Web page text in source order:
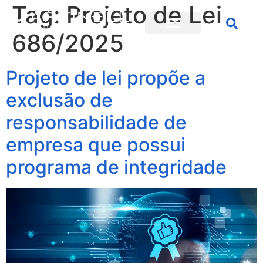
Tag: Projeto de Lei
686/2025
Projeto de lei propõe a
exclusão de
responsabilidade de
empresa que possui
programa de integridade